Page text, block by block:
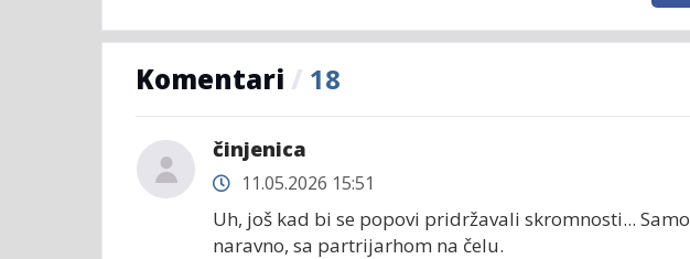
Komentari / 18
činjenica
11.05.2026 15:51
Uh, još kad bi se popovi pridržavali skromnosti...
naravno, sa partrijarhom na čelu.